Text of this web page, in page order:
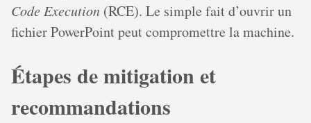
Code Execution (RCE). Le simple fait d’ouvrir un
fichier PowerPoint peut compromettre la machine.
Étapes de mitigation et
recommandations